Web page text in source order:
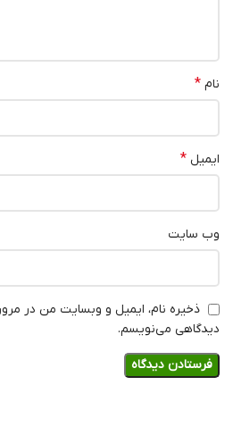
نام *
ایمیل *
وب‌ سایت
ذخیره نام، ایمیل و وبسایت من در
دیدگاهی می‌نویسم.